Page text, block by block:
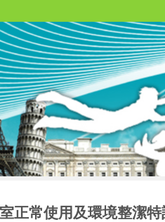
正常使用及環境整潔特